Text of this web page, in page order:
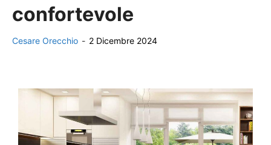
confortevole
Cesare Orecchio - 2 Dicembre 2024